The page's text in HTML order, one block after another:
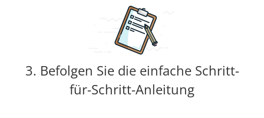
3. Befolgen Sie die einfache Schritt-
für-Schritt-Anleitung